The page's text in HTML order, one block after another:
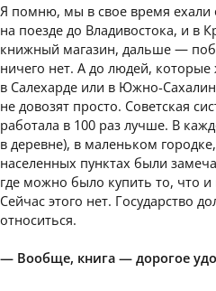
Я помню, мы в свое время ехали
на поезде до Владивостока, и в
книжный магазин, дальше —
ничего нет. А до людей, которые
в Салехарде или в Южно-
не довозят просто. Советская
работала в 100 раз лучше. В
в деревне), в маленьком
населенных пунктах были
где можно было купить то, что
Сейчас этого нет. Государство
относиться.
— Вообще, книга — дорогое